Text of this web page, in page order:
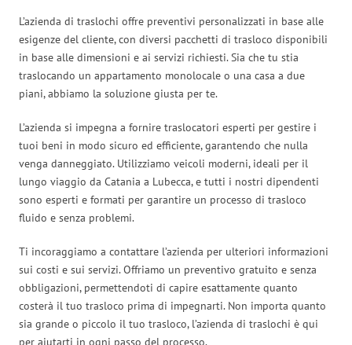
L’azienda di traslochi offre preventivi personalizzati in base alle
esigenze del cliente, con diversi pacchetti di trasloco disponibili
in base alle dimensioni e ai servizi richiesti. Sia che tu stia
traslocando un appartamento monolocale o una casa a due
piani, abbiamo la soluzione giusta per te.
L’azienda si impegna a fornire traslocatori esperti per gestire i
tuoi beni in modo sicuro ed efficiente, garantendo che nulla
venga danneggiato. Utilizziamo veicoli moderni, ideali per il
lungo viaggio da Catania a Lubecca, e tutti i nostri dipendenti
sono esperti e formati per garantire un processo di trasloco
fluido e senza problemi.
Ti incoraggiamo a contattare l’azienda per ulteriori informazioni
sui costi e sui servizi. Offriamo un preventivo gratuito e senza
obbligazioni, permettendoti di capire esattamente quanto
costerà il tuo trasloco prima di impegnarti. Non importa quanto
sia grande o piccolo il tuo trasloco, l’azienda di traslochi è qui
per aiutarti in ogni passo del processo.